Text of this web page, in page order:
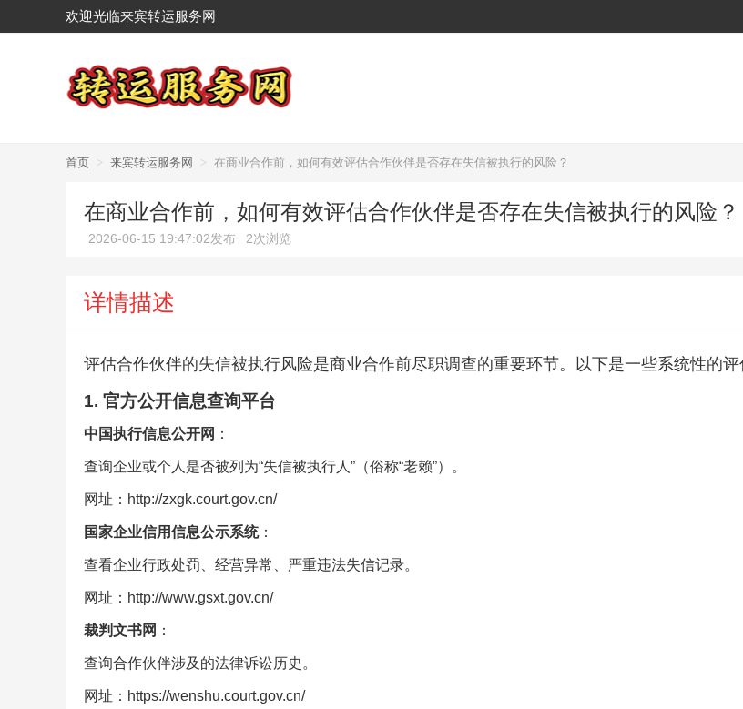
欢迎光临来宾转运服务网
首页 > 来宾转运服务网 > 在商业合作前，如何有效评估合作伙伴是否存在失信被执行的风险？
在商业合作前，如何有效评估合作伙伴是否存在失信被执行的风险？
2026-06-15 19:47:02发布 2次浏览
详情描述
评估合作伙伴的失信被执行风险是商业合作前尽职调查的重要环节。以下是一些系统性的评
1. 官方公开信息查询平台
中国执行信息公开网 ：
查询企业或个人是否被列为“失信被执行人”（俗称“老赖”）。
网址：http://zxgk.court.gov.cn/
国家企业信用信息公示系统：
查看企业行政处罚、经营异常、严重违法失信记录。
网址：http://www.gsxt.gov.cn/
裁判文书网 ：
查询合作伙伴涉及的法律诉讼历史。
网址：https://wenshu.court.gov.cn/